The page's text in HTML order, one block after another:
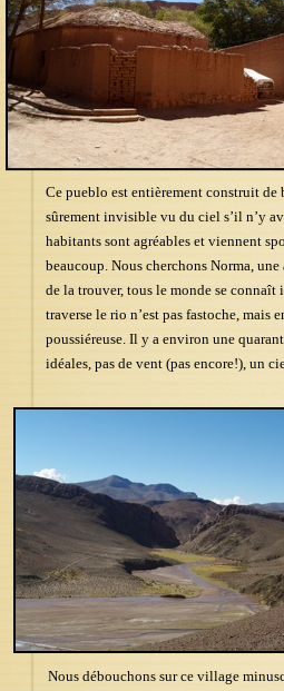
Ce pueblo est entièrement construit de
sûrement invisible vu du ciel s’il n’y
habitants sont agréables et viennent
beaucoup. Nous cherchons Norma,
de la trouver, tous le monde se
traverse le rio n’est pas fastoche, mais
poussiéreuse. Il y a environ une
idéales, pas de vent (pas encore!), un
Nous débouchons sur ce village